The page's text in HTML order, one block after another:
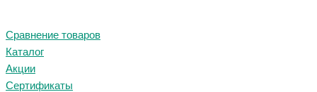
Сравнение товаров
Каталог
Акции
Сертификаты